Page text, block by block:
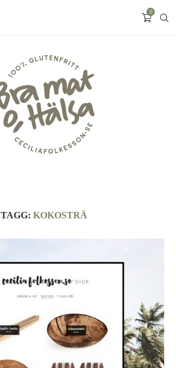
0
TAGG: KOKOSTRÄ